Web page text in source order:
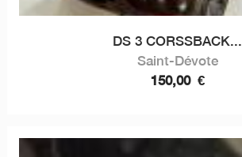
DS 3 CORSSBACK...
Saint-Dévote
150,00 €